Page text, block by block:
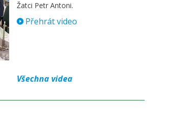
Žatci Petr Antoni.
Přehrát video
Všechna videa